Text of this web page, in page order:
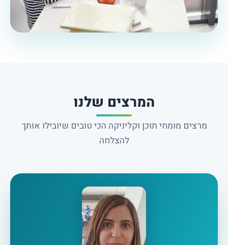
המרצים שלנו
מרצים מומחי תוכן וקליניקה הכי טובים שיובילו אותך
להצלחה